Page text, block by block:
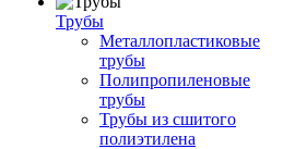
Трубы
Металлопластиковые
трубы
Полипропиленовые
трубы
Трубы из сшитого
полиэтилена